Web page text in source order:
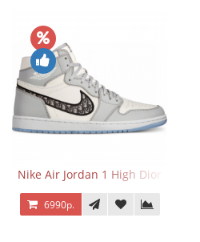
Nike Air Jordan 1 High Dior
6990р.